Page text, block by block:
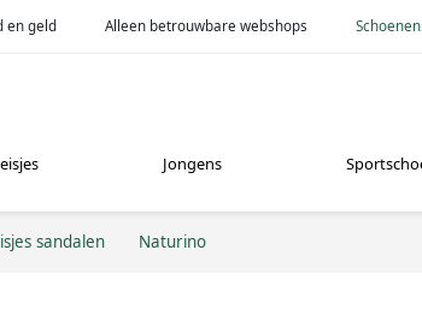
en geld Alleen betrouwbare webshops
Jongens
sandalen Naturino